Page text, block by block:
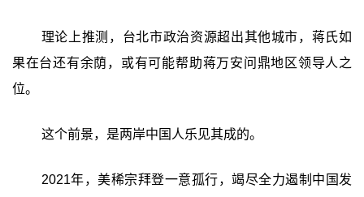
理论上推测，台北市政治资源超出其他城市，蒋氏如
果在台还有余荫，或有可能帮助蒋万安问鼎地区领导人之
位。
这个前景，是两岸中国人乐见其成的。
2021年，美稀宗拜登一意孤行，竭尽全力遏制中国发